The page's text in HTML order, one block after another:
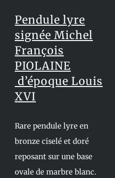
Pendule lyre
signée Michel
François
PIOLAINE
d’époque Louis
XVI
Rare pendule lyre en
bronze ciselé et doré
reposant sur une base
ovale de marbre blanc.